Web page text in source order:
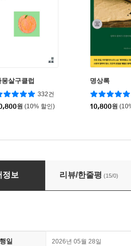
몽살구클럽
332건
원 (10% 할인)
명상록
10,800원
엄격한 사람
정보 리뷰/한줄평 (15/0)
일 2026년 05월 28일